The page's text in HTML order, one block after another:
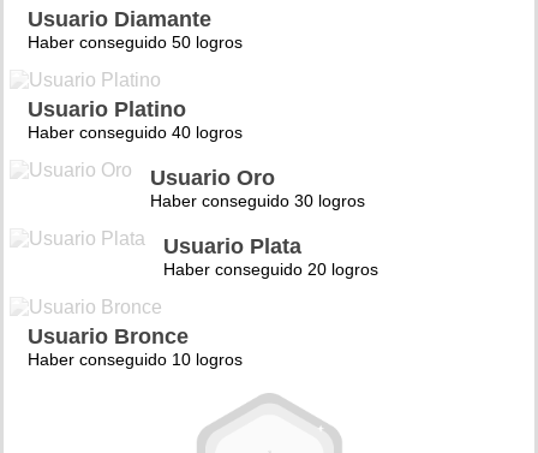
Usuario Diamante
Haber conseguido 50 logros
Usuario Platino
Haber conseguido 40 logros
Usuario Oro
Haber conseguido 30 logros
Usuario Plata
Haber conseguido 20 logros
Usuario Bronce
Haber conseguido 10 logros